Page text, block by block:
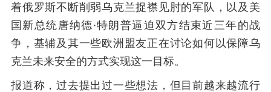
着俄罗斯不断削弱乌克兰捉襟见肘的军队，以及美
国新总统唐纳德·特朗普逼迫双方结束近三年的战
争，基辅及其一些欧洲盟友正在讨论如何以保障乌
克兰未来安全的方式实现这一目标。
报道称，过去提出过一些想法，但目前越来越流行